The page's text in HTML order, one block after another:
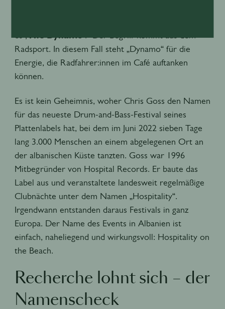
Radsport. In diesem Fall steht „Dynamo“ für die
Energie, die Radfahrer:innen im Café auftanken
können.
Es ist kein Geheimnis, woher Chris Goss den Namen
für das neueste Drum-and-Bass-Festival seines
Plattenlabels hat, bei dem im Juni 2022 sieben Tage
lang 3.000 Menschen an einem abgelegenen Ort an
der albanischen Küste tanzten. Goss war 1996
Mitbegründer von Hospital Records. Er baute das
Label aus und veranstaltete landesweit regelmäßige
Clubnächte unter dem Namen „Hospitality“.
Irgendwann entstanden daraus Festivals in ganz
Europa. Der Name des Events in Albanien ist
einfach, naheliegend und wirkungsvoll: Hospitality on
the Beach.
Recherche lohnt sich – der
Namenscheck